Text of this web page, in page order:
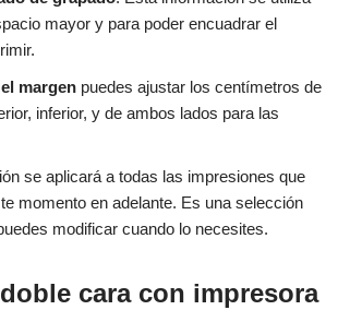
mayor y para poder encuadrar el
margen puedes ajustar los centímetros de
inferior, y de ambos lados para las
se aplicará a todas las impresiones que
momento en adelante. Es una selección
modificar cuando lo necesites.
cara con impresora